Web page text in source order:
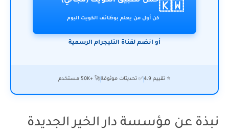
🇰🇼
كن أول من يعلم بوظائف الكويت اليوم
أو انضم لقناة التليجرام الرسمية
⭐ تقييم 4.9 ✅ تحديثات موثوقة🚀 +50K مستخدم
نبذة عن مؤسسة دار الخير الجديدة